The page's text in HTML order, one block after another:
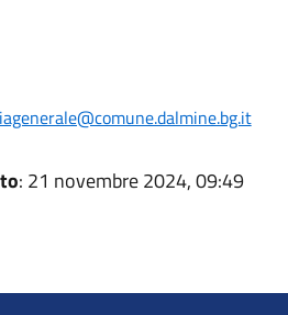
: 21 novembre 2024, 09:49